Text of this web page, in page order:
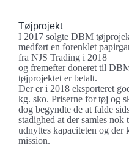
Tøjprojekt
I 2017 solgte DBM
medført en forenklet
fra NJS Trading i 2018
og fremefter doneret til
tøjprojektet er betalt.
Der er i 2018 eksporteret
kg. sko. Priserne for tøj og
dog begyndte de at falde
stadighed at der samles
udnyttes kapaciteten og der
mission.